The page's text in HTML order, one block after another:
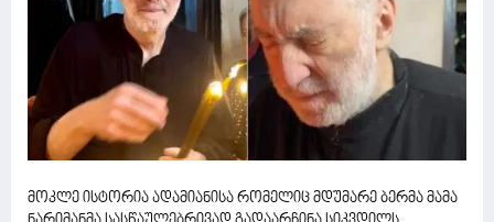
მოკლე ისტორია ადამიანისა რომელიც მდუმარე ბერმა მამა